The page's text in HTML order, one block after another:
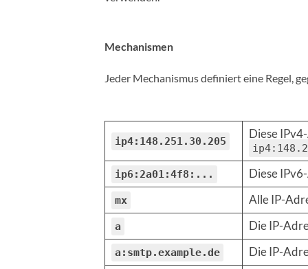
Mechanismen
Jeder Mechanismus definiert eine Regel,
ip4:148.251.30.205
Diese
ip6:2a01:4f8:... Diese
mx Alle IP-
a Die IP-
a:smtp.example.de Die IP-